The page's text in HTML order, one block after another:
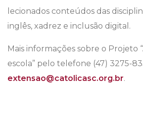
lecionados conteúdos das
inglês, xadrez e inclusão digital.
Mais informações sobre o Projeto
escola” pelo telefone (47) 3275-
extensao@catolicasc.org.br.